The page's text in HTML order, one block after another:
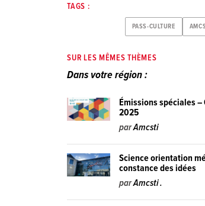
TAGS :
PASS-CULTURE
SUR LES MÊMES THÈMES
Dans votre région :
Émissions spéciales –
2025
parAmcsti
Science orientation
constance des idées
parAmcsti .